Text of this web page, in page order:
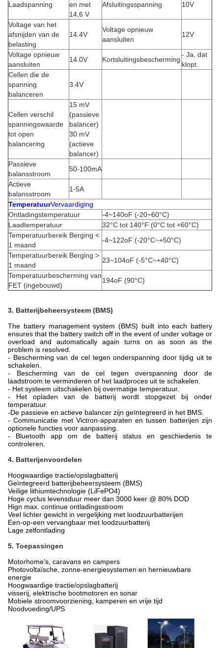
Laadspanning
en met
14,6 V
Afsluitingsspanning 10V
Voltage van het
afsnijden van de
belasting
14.4V
Voltage opnieuw
aansluiten
12V
Voltage opnieuw
aansluiten
14.0V Kortsluitingsbescherming
- Ja, dat
klopt.
Cellen die de
spanning
balanceren
3.4V
Cellen verschil
spanningswaarde
tot open
balancering
15 mV
(passieve
balancer)
30 mV
(actieve
balancer)
Passieve
balansstroom
50-100mA
Actieve
balansstroom
1-5A
TemperatuurVervaardiging
Ontladingstemperatuur
-4~140oF (-20~60°C)
Laadtemperatuur
32°C tot 140°F (0°C tot +60°C)
Temperatuurbereik Berging <
1 maand
-4~122oF (-20°C~+50°C)
Temperatuurbereik Berging >
1 maand
23~104oF (-5°C~+40°C)
Temperatuurbescherming van
FET (ingebouwd)
194oF (90°C)
3. Batterijbeheersysteem (BMS)
The battery management system (BMS) built into each battery
ensures that the battery switch off in the event of under voltage or
overload and automatically again turns on as soon as the
problem is resolved.
- Bescherming van de cel tegen onderspanning door tijdig uit te
schakelen.
- Bescherming van de cel tegen overspanning door de
laadstroom te verminderen of het laadproces uit te schakelen.
- Het systeem uitschakelen bij overmatige temperatuur.
- Het opladen van de batterij wordt stopgezet bij onder
temperatuur.
-De passieve en actieve balancer zijn geïntegreerd in het BMS.
- Communicatie met Victron-apparaten en tussen batterijen zijn
optionele functies voor aanpassing.
- Bluetooth app om de batterij status en geschiedenis te
controleren.
4. Batterijenvoordelen
Hoogwaardige tractie/opslagbatterij
Geïntegreerd batterijbeheersysteem (BMS)
Veilige lithiumtechnologie (LiFePO4)
Hoge cyclus levensduur meer dan 3000 keer @ 80% DOD
Hign max. continue ontladingsstroom
Veel lichter gewicht in vergelijking met loodzuurbatterijen
Een-op-een vervangbaar met loodzuurbatterij
Lage zelfontlading
5. Toepassingen
Motorhome's, caravans en campers
Photovoltaïsche, zonne-energiesystemen en hernieuwbare
energie
Hoogwaardige tractie/opslagbatterij
visserij, elektrische bootmotoren en sonar
Mobiele stroomvoorziening, kamperen en vrije tijd
Noodvoeding/UPS